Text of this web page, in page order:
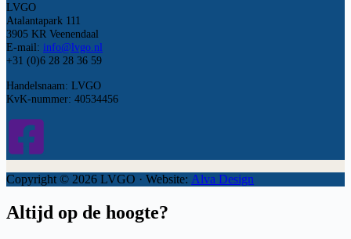
LVGO
Atalantapark 111
3905 KR Veenendaal
E-mail: info@lvgo.nl
+31 (0)6 28 28 36 59
Handelsnaam: LVGO
KvK-nummer: 40534456
Copyright © 2026 LVGO · Website: Alva Design
Altijd op de hoogte?